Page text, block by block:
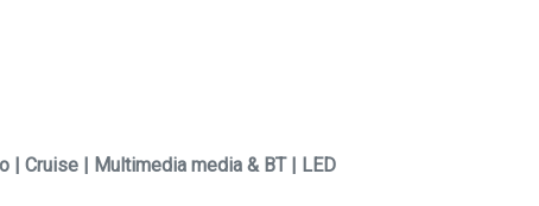
| Cruise | Multimedia media & BT | LED